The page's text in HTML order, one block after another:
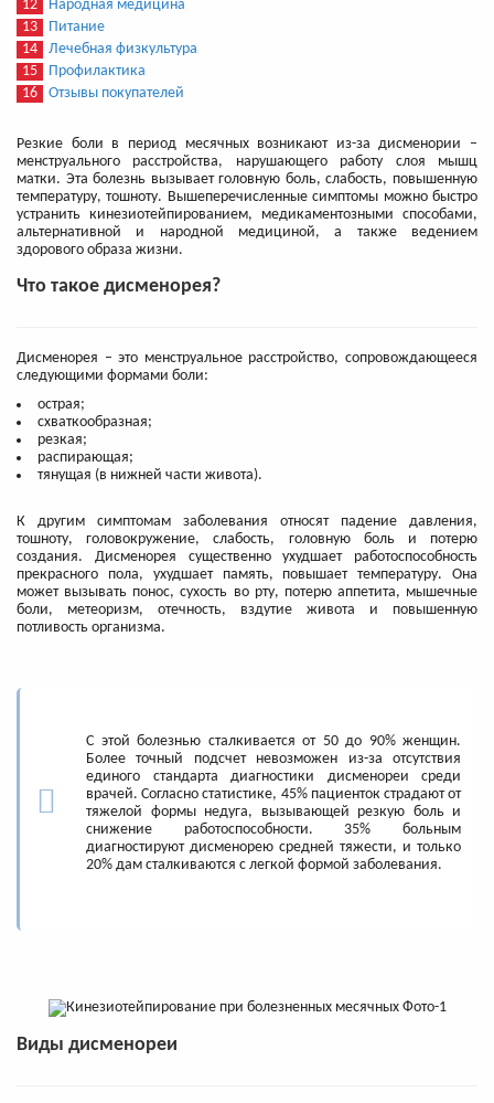
12
Народная медицина
13
Питание
14
Лечебная физкультура
15
Профилактика
16
Отзывы покупателей
Резкие боли в период месячных возникают из-за дисменории –
менструального расстройства, нарушающего работу слоя мышц
матки. Эта болезнь вызывает головную боль, слабость, повышенную
температуру, тошноту. Вышеперечисленные симптомы можно быстро
устранить кинезиотейпированием, медикаментозными способами,
альтернативной и народной медициной, а также ведением
здорового образа жизни.
Что такое дисменорея?
Дисменорея – это менструальное расстройство, сопровождающееся
следующими формами боли:
острая;
схваткообразная;
резкая;
распирающая;
тянущая (в нижней части живота).
К другим симптомам заболевания относят падение давления,
тошноту, головокружение, слабость, головную боль и потерю
создания. Дисменорея существенно ухудшает работоспособность
прекрасного пола, ухудшает память, повышает температуру. Она
может вызывать понос, сухость во рту, потерю аппетита, мышечные
боли, метеоризм, отечность, вздутие живота и повышенную
потливость организма.
С этой болезнью сталкивается от 50 до 90% женщин.
Более точный подсчет невозможен из-за отсутствия
единого стандарта диагностики дисменореи среди
врачей. Согласно статистике, 45% пациенток страдают от
тяжелой формы недуга, вызывающей резкую боль и
снижение работоспособности. 35% больным
диагностируют дисменорею средней тяжести, и только
20% дам сталкиваются с легкой формой заболевания.
Виды дисменореи